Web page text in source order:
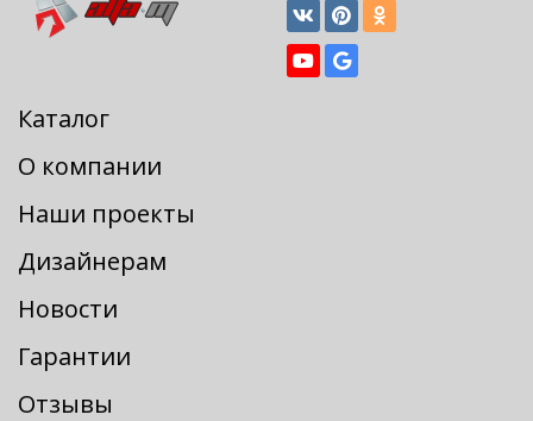
Каталог
О компании
Наши проекты
Дизайнерам
Новости
Гарантии
Отзывы